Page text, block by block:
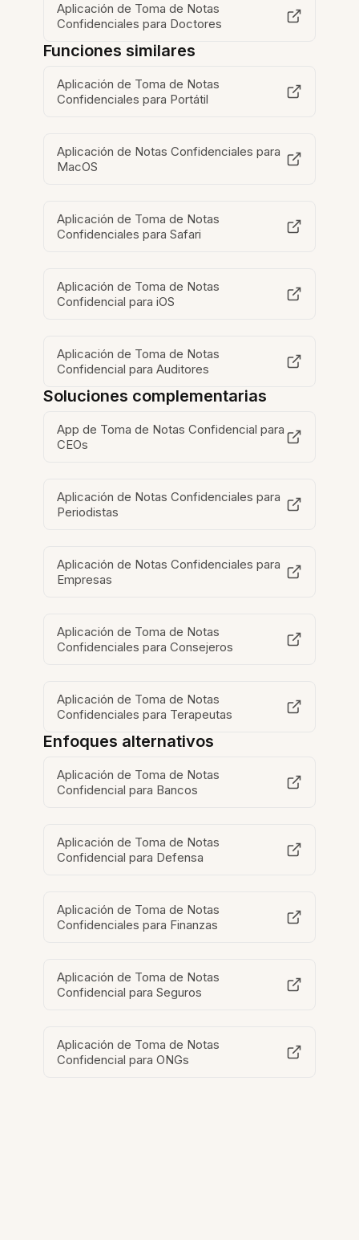
Aplicación de Toma de Notas
Confidenciales para Doctores
Funciones similares
Aplicación de Toma de Notas
Confidenciales para Portátil
Aplicación de Notas Confidenciales para
MacOS
Aplicación de Toma de Notas
Confidenciales para Safari
Aplicación de Toma de Notas
Confidencial para iOS
Aplicación de Toma de Notas
Confidencial para Auditores
Soluciones complementarias
App de Toma de Notas Confidencial para
CEOs
Aplicación de Notas Confidenciales para
Periodistas
Aplicación de Notas Confidenciales para
Empresas
Aplicación de Toma de Notas
Confidenciales para Consejeros
Aplicación de Toma de Notas
Confidenciales para Terapeutas
Enfoques alternativos
Aplicación de Toma de Notas
Confidencial para Bancos
Aplicación de Toma de Notas
Confidencial para Defensa
Aplicación de Toma de Notas
Confidenciales para Finanzas
Aplicación de Toma de Notas
Confidencial para Seguros
Aplicación de Toma de Notas
Confidencial para ONGs